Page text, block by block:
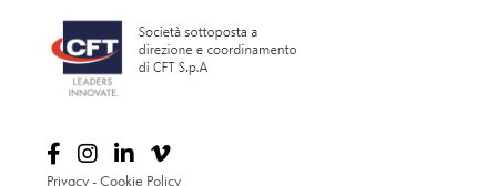
Privacy-Cookie Policy